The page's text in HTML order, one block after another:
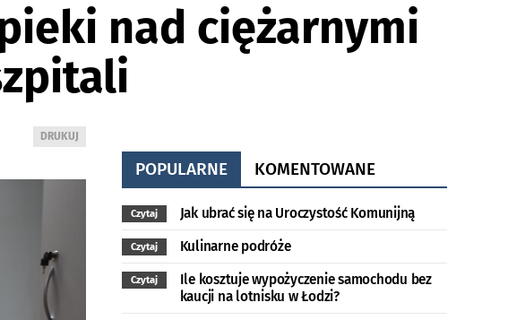
nad ciężarnymi
WYDRUKUJ
DRUKUJ
POPULARNE KOMENTOWANE
Czytaj Jak ubrać się na Uroczystość Komunijną
Czytaj Kulinarne podróże
Czytaj
Ile kosztuje wypożyczenie samochodu bez
kaucji na lotnisku w Łodzi?